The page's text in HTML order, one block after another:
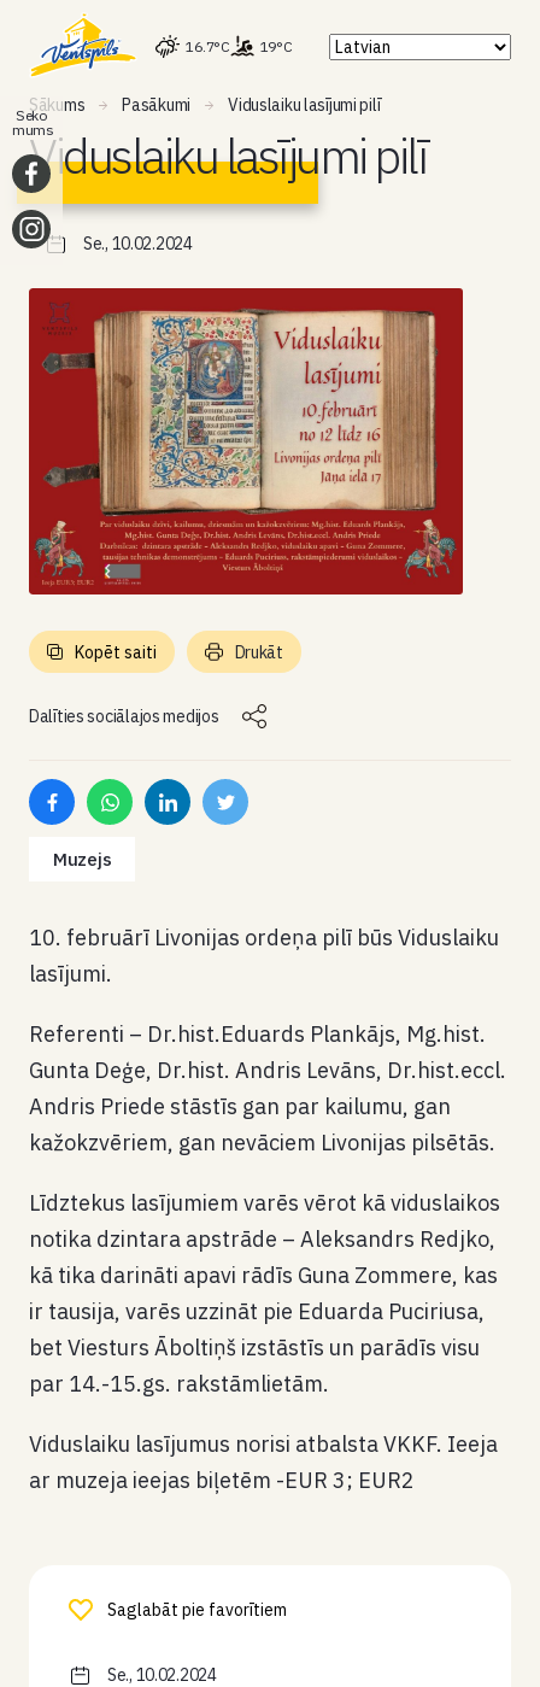
16.7°C 19°C
Sākums Pasākumi Viduslaiku lasījumi pilī
Viduslaiku lasījumi pilī
Se., 10.02.2024
Dalīties sociālajos medijos
Kopēt saiti Drukāt
Muzejs
10. februārī Livonijas ordeņa pilī būs Viduslaiku
lasījumi.
Referenti – Dr.hist.Eduards Plankājs, Mg.hist.
Gunta Deģe, Dr.hist. Andris Levāns, Dr.hist.eccl.
Andris Priede stāstīs gan par kailumu, gan
kažokzvēriem, gan nevāciem Livonijas pilsētās.
Līdztekus lasījumiem varēs vērot kā viduslaikos
notika dzintara apstrāde – Aleksandrs Redjko,
kā tika darināti apavi rādīs Guna Zommere, kas
ir tausija, varēs uzzināt pie Eduarda Puciriusa,
bet Viesturs Āboltiņš izstāstīs un parādīs visu
par 14.-15.gs. rakstāmlietām.
Viduslaiku lasījumus norisi atbalsta VKKF. Ieeja
ar muzeja ieejas biļetēm -EUR 3; EUR2
Saglabāt pie favorītiem
Se., 10.02.2024
Seko
mums